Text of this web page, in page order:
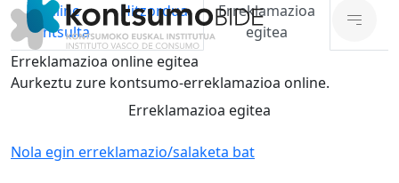
Online
kontsulta
Hitzordua
Erreklamazioa
egitea
Erreklamazioa online egitea
Aurkeztu zure kontsumo-erreklamazioa online.
Erreklamazioa egitea
Nola egin erreklamazio/salaketa bat